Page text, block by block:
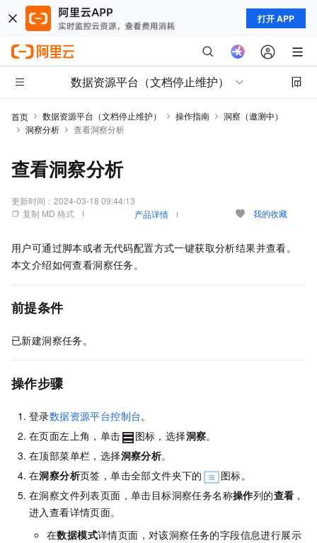
打开 APP
数据资源平台（文档停止维护）
首页 数据资源平台（文档停止维护） 操作指南
洞察（邀测中）
洞察分析
查看洞察分析
查看洞察分析
更新时间： 2024-03-18 09:44:13
复制 MD 格式
产品详情 我的收藏
用户可通过脚本或者无代码配置方式一键获取分析结果并查看。
本文介绍如何查看洞察任务。
前提条件
已新建洞察任务。
操作步骤
登录数据资源平台控制台。
在页面左上角，单击
图标，选择洞察。
在顶部菜单栏，选择洞察分析。
在洞察分析页签，单击全部文件夹下的
图标。
在洞察文件列表页面，单击目标洞察任务名称操作列的查看 ，
进入查看详情页面。
在数据模式详情页面，对该洞察任务的字段信息进行展示